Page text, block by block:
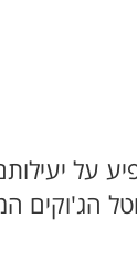
על
הג'וקים